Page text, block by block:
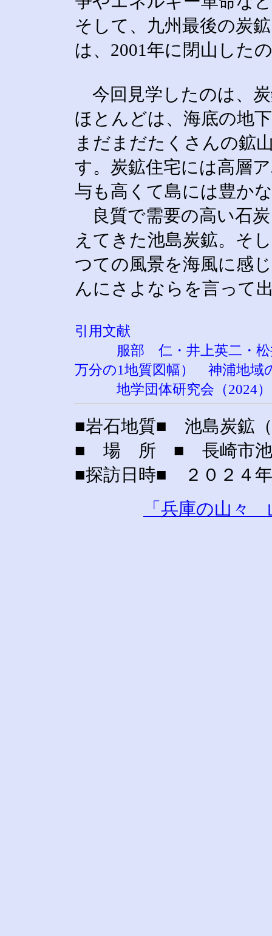
そして、九州最後の炭
は、2001年に閉山した
今回見学したのは、
ほとんどは、海底の地
まだまだたくさんの鉱
す。炭鉱住宅には高層
与も高くて島には豊か
良質で需要の高い石
えてきた池島炭鉱。そ
つての風景を海風に感
んにさよならを言って
引用文献
服部 仁・井上英二・松井
万分の1地質図幅） 神浦地域
地学団体研究会（2024
■岩石地質■ 池島炭鉱
■ 場 所 ■ 長崎市池
■探訪日時■ ２０２４
「兵庫の山々